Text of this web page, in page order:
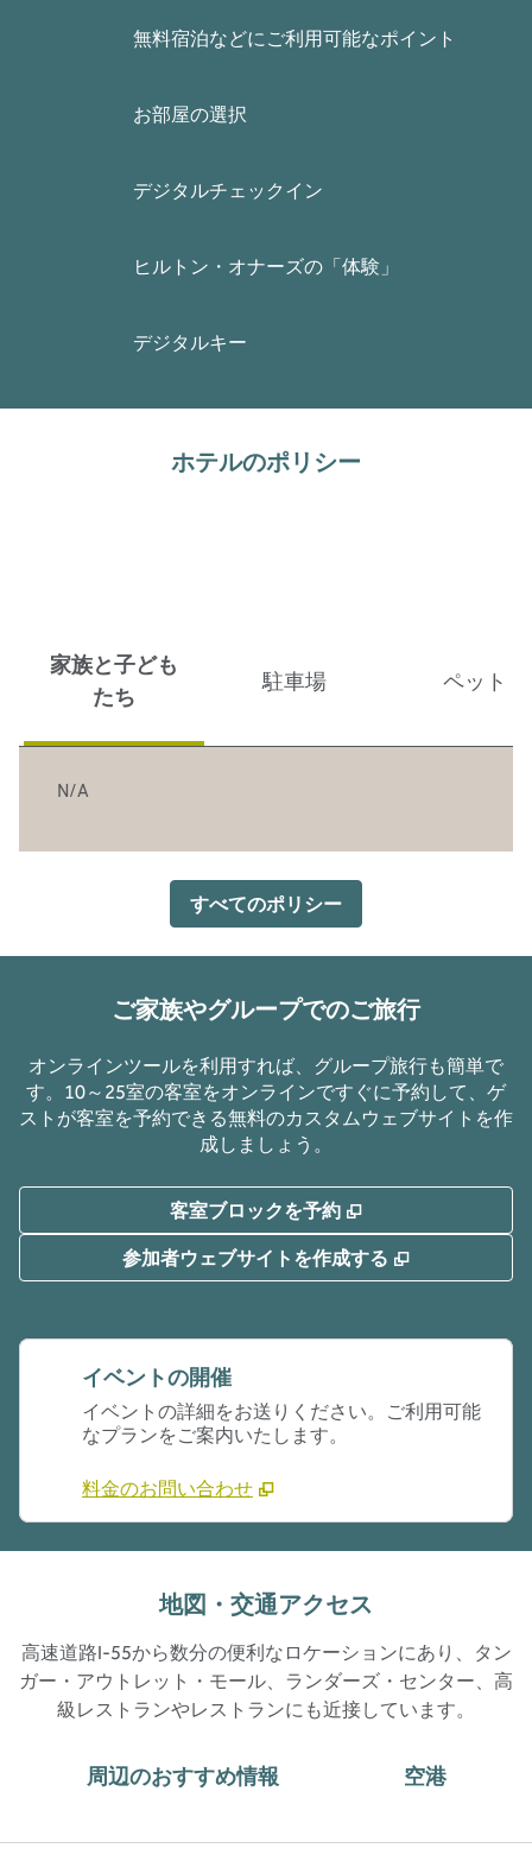
無料宿泊などにご利用可能なポイント
お部屋の選択
デジタルチェックイン
ヒルトン・オナーズの「体験」
デジタルキー
ホテルのポリシー
家族と子ども
たち
駐車場 ペット
N/A
すべてのポリシー
ご家族やグループでのご旅行
オンラインツールを利用すれば、グループ旅行も簡単で
す。10～25室の客室をオンラインですぐに予約して、ゲ
ストが客室を予約できる無料のカスタムウェブサイトを作
成しましょう。
客室ブロックを予約 ,
参加者ウェブサイトを作成する ,
イベントの開催
イベントの詳細をお送りください。ご利用可能
なプランをご案内いたします。
料金のお問い合わせ
地図・交通アクセス
高速道路I-55から数分の便利なロケーションにあり、タン
ガー・アウトレット・モール、ランダーズ・センター、高
級レストランやレストランにも近接しています。
周辺のおすすめ情報 空港